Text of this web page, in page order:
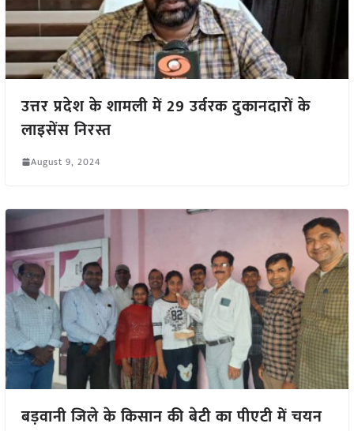
उत्तर प्रदेश के शामली में 29 उर्वरक दुकानदारों के
लाइसेंस निरस्त
August 9, 2024
बड़वानी जिले के किसान की बेटी का पीएटी में चयन